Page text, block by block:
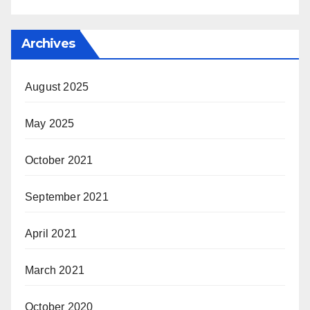
Archives
August 2025
May 2025
October 2021
September 2021
April 2021
March 2021
October 2020